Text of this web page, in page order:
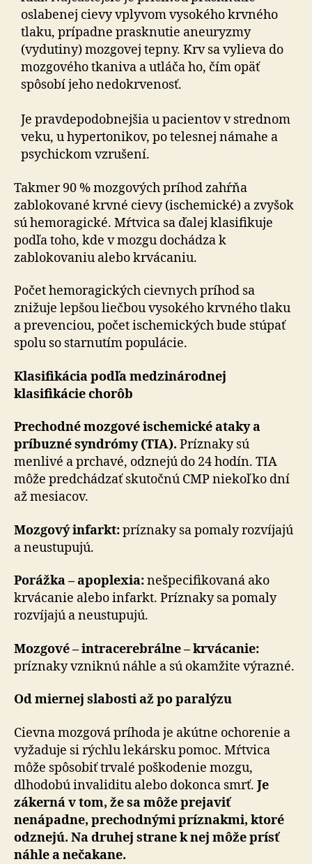
oslabenej cievy vplyvom vysokého krvného
tlaku, prípadne prasknutie aneuryzmy
(vydutiny) mozgovej tepny. Krv sa vylieva do
mozgového tkaniva a utláča ho, čím opäť
spôsobí jeho nedokrvenosť.
Je pravdepodobnejšia u pacientov v strednom
veku, u hypertonikov, po telesnej námahe a
psychickom vzrušení.
Takmer 90 % mozgových príhod zahŕňa
zablokované krvné cievy (ischemické) a zvyšok
sú hemoragické. Mŕtvica sa ďalej klasifikuje
podľa toho, kde v mozgu dochádza k
zablokovaniu alebo krvácaniu.
Počet hemoragických cievnych príhod sa
znižuje lepšou liečbou vysokého krvného tlaku
a prevenciou, počet ischemických bude stúpať
spolu so starnutím populácie.
Klasifikácia podľa medzinárodnej
klasifikácie chorôb
Prechodné mozgové ischemické ataky a
príbuzné syndrómy (TIA). Príznaky sú
menlivé a prchavé, odznejú do 24 hodín. TIA
môže predchádzať skutočnú CMP niekoľko dní
až mesiacov.
Mozgový infarkt:príznaky sa pomaly rozvíjajú
a neustupujú.
Porážka – apoplexia:nešpecifikovaná ako
krvácanie alebo infarkt. Príznaky sa pomaly
rozvíjajú a neustupujú.
Mozgové – intracerebrálne – krvácanie:
príznaky vzniknú náhle a sú okamžite výrazné.
Od miernej slabosti až po paralýzu
Cievna mozgová príhoda je akútne ochorenie a
vyžaduje si rýchlu lekársku pomoc. Mŕtvica
môže spôsobiť trvalé poškodenie mozgu,
dlhodobú invaliditu alebo dokonca smrť. Je
zákerná v tom, že sa môže prejaviť
nenápadne, prechodnými príznakmi, ktoré
odznejú. Na druhej strane k nej môže prísť
náhle a nečakane.